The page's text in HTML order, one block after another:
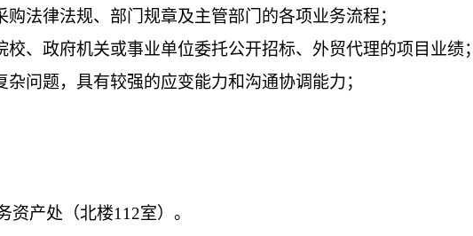
法律法规、部门规章及主管部门的各项业务流程；
、政府机关或事业单位委托公开招标、外贸代理的项目业绩；
问题，具有较强的应变能力和沟通协调能力；
产处（北楼112室）。